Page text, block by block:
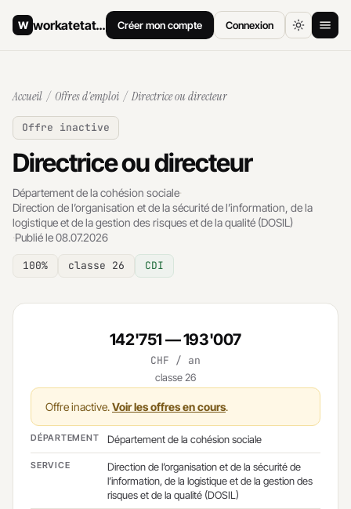
W workatetat
.ch Connexion
Créer mon compte
Archives
Accueil / Offres d'emploi / Directrice ou directeur
Offre inactive
Directrice ou directeur
Département de la cohésion sociale·
Direction de l’organisation et de la sécurité de l’information, de la
logistique et de la gestion des risques et de la qualité (DOSIL)
·Publié le 08.07.2026
100% classe 26 CDI
142'751 — 193'007
CHF / an
classe 26
Offre inactive.Voir les offres en cours.
DÉPARTEMENT Département de la cohésion sociale
SERVICE
Direction de l’organisation et de la sécurité de
l’information, de la logistique et de la gestion des
risques et de la qualité (DOSIL)